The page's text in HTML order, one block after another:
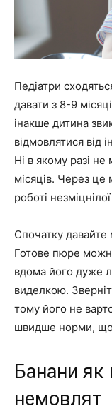
Педіатри
давати з 8-9
інакше дитина
відмовлятися від
Ні в якому разі
місяців. Через це
роботі
Спочатку давайте
Готове пюре
вдома його дуже
виделкою.
тому його не
швидше норми,
Банани
немовлят